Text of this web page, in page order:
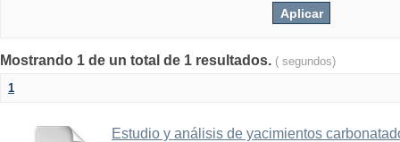
Mostrando 1 de un total de 1 resultados. ( segundos)
1
Estudio y análisis de yacimientos